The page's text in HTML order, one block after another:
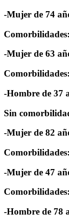
-Mujer de 74
-Mujer de 63
-Hombre de 37
Sin
-Mujer de 82
-Mujer de 47
-Hombre de 78